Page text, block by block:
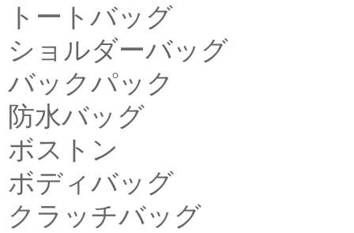
トートバッグ
ショルダーバッグ
バックパック
防水バッグ
ボストン
ボディバッグ
クラッチバッグ